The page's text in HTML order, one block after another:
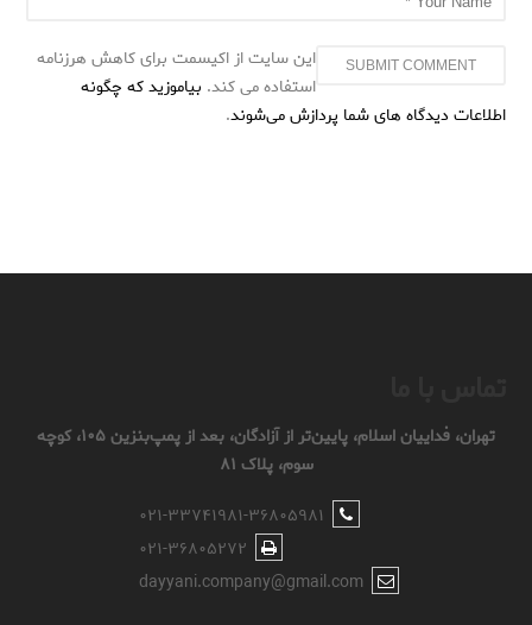
این سایت از اکیسمت برای کاهش هرزنامه
استفاده می کند. بیاموزید که چگونه
اطلاعات دیدگاه های شما پردازش می‌شوند.
تهران، فداییان اسلام، پایین‌تر از آزادگان، بعد از پمپ‌بنزین ۱۰۵، کوچه
سوم، پلاک ۸۱
۰۲۱-۳۳۷۴۱۹۸۱-۳۶۸۰۵۹۸۱
۰۲۱-۳۶۸۰۵۲۷۲
dayyani.company@gmail.com